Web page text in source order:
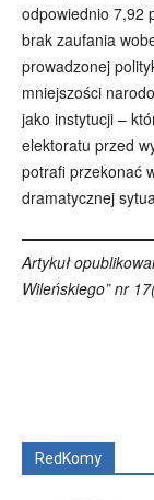
odpowiednio 7,92
brak zaufania
prowadzonej
mniejszości
jako instytucji –
elektoratu przed
potrafi przekonać
dramatycznej
Artykuł
Wileńskiego” nr
RedKomy